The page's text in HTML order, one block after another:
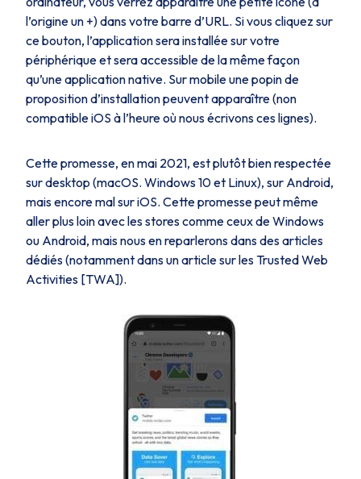
l’origine un +) dans votre barre d’URL. Si vous cliquez sur
ce bouton, l’application sera installée sur votre
périphérique et sera accessible de la même façon
qu’une application native. Sur mobile une popin de
proposition d’installation peuvent apparaître (non
compatible iOS à l’heure où nous écrivons ces lignes).
Cette promesse, en mai 2021, est plutôt bien respectée
sur desktop (macOS. Windows 10 et Linux), sur Android,
mais encore mal sur iOS. Cette promesse peut même
aller plus loin avec les stores comme ceux de Windows
ou Android, mais nous en reparlerons dans des articles
dédiés (notamment dans un article sur les Trusted Web
Activities [TWA]).